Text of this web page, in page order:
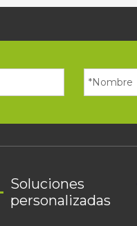
Soluciones
personalizadas